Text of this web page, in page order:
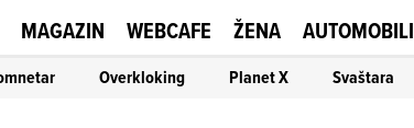
MAGAZIN WEBCAFE ŽENA AUTOMOBILI
Overkloking Planet X Svaštara